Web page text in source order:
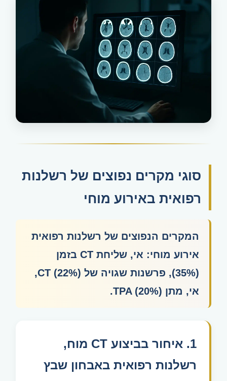
סוגי מקרים נפוצים של רשלנות
רפואית באירוע מוחי
המקרים הנפוצים של רשלנות רפואית
אירוע מוחי: אי, שליחת CT בזמן
(35%), פרשנות שגויה של CT (22%),
אי, מתן TPA (20%).
1. איחור בביצוע CT מוח,
רשלנות רפואית באבחון שבץ